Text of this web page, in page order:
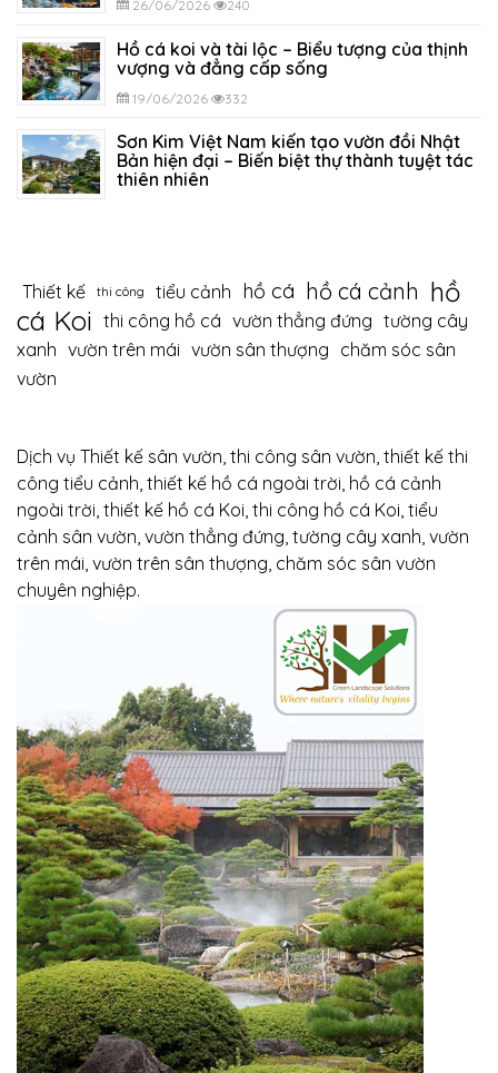
26/06/2026 240
Hồ cá koi và tài lộc – Biểu tượng của thịnh
vượng và đẳng cấp sống
19/06/2026 332
Sơn Kim Việt Nam kiến tạo vườn đồi Nhật
Bản hiện đại – Biến biệt thự thành tuyệt tác
thiên nhiên
Thiết kế thi công tiểu cảnh hồ cá hồ cá cảnh hồ
cá Koi thi công hồ cá vườn thẳng đứng tường cây
xanh vườn trên mái vườn sân thượng chăm sóc sân
vườn
Dịch vụ Thiết kế sân vườn, thi công sân vườn, thiết kế thi
công tiểu cảnh, thiết kế hồ cá ngoài trời, hồ cá cảnh
ngoài trời, thiết kế hồ cá Koi, thi công hồ cá Koi, tiểu
cảnh sân vườn, vườn thẳng đứng, tường cây xanh, vườn
trên mái, vườn trên sân thượng, chăm sóc sân vườn
chuyên nghiệp.